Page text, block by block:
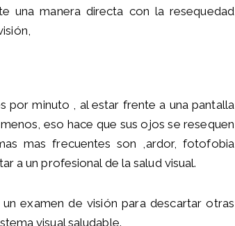
una manera directa con la resequedad
por minuto , al estar frente a una pantalla
eso hace que sus ojos se resequen
mas frecuentes son ,ardor, fotofobia
a un profesional de la salud visual.
examen de visión para descartar otras
visual saludable.